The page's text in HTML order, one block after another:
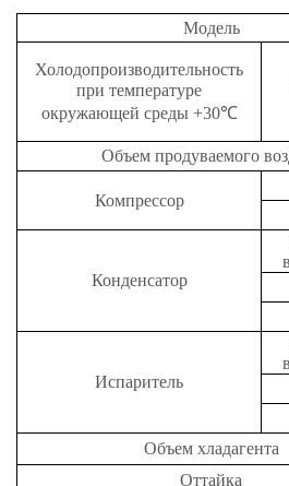
Модель
Холодопроизводительность
при температуре
окружающей среды +30℃
Объем продуваемого
Компрессор
Конденсатор
Испаритель
Объем хладагента
Оттайка